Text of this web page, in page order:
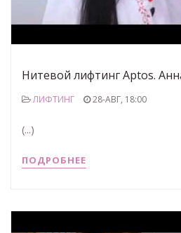
Нитевой лифтинг Aptos.
ЛИФТИНГ 28-АВГ, 18:00
(...)
ПОДРОБНЕЕ